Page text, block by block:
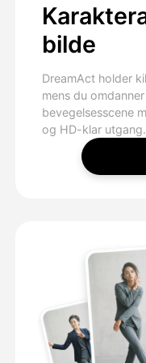
bilde
DreamAct holder
mens du
bevegelsesscene
og HD-klar utgang.